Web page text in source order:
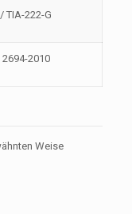
TIA-222-G
2694-2010
Weise